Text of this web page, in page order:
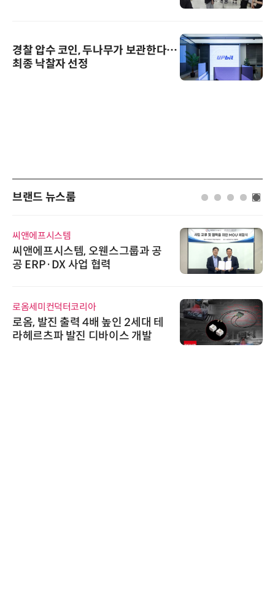
경찰 압수 코인, 두나무가 보관한다…
최종 낙찰자 선정
브랜드 뉴스룸
씨앤에프시스템
씨앤에프시스템, 오웬스그룹과 공
공 ERP·DX 사업 협력
로옴세미컨덕터코리아
로옴, 발진 출력 4배 높인 2세대 테
라헤르츠파 발진 디바이스 개발